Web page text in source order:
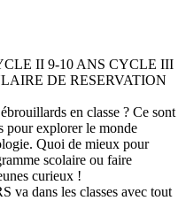
II 9-10 ANS CYCLE III
DE RESERVATION
en classe ? Ce sont
pour explorer le monde
Quoi de mieux pour
scolaire ou faire
curieux !
dans les classes avec tout